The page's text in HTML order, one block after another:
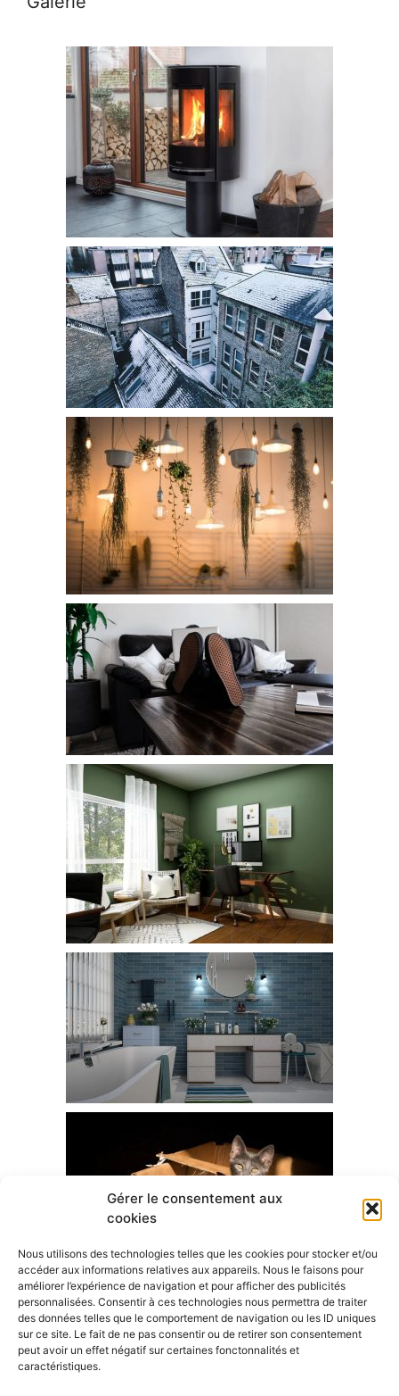
Gérer le consentement aux
cookies
Nous utilisons des technologies telles que les cookies pour stocker et/ou
accéder aux informations relatives aux appareils. Nous le faisons pour
améliorer l’expérience de navigation et pour afficher des publicités
personnalisées. Consentir à ces technologies nous permettra de traiter
des données telles que le comportement de navigation ou les ID uniques
sur ce site. Le fait de ne pas consentir ou de retirer son consentement
peut avoir un effet négatif sur certaines fonctonnalités et
caractéristiques.
A visiter